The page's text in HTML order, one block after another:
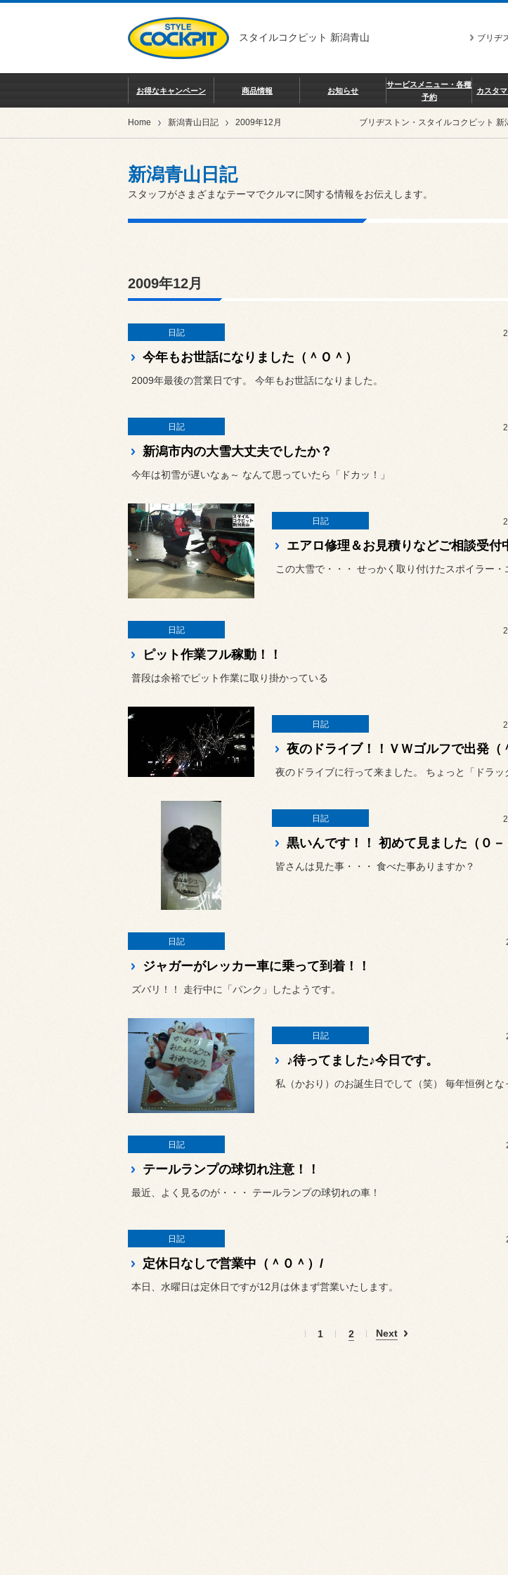
スタイルコクピット 新潟青山
ブリヂ
お得なキャンペーン 商品情報 お知らせ
サービスメニュー・各種
予約
カスタ
Home 新潟青山日記 2009年12月 ブリヂストン・スタイルコクピット
新潟青山日記
スタッフがさまざまなテーマでクルマに関する情報をお伝えします。
2009年12月
日記
今年もお世話になりました（＾Ｏ＾）
2009年最後の営業日です。 今年もお世話になりました。
日記
新潟市内の大雪大丈夫でしたか？
今年は初雪が遅いなぁ～ なんて思っていたら「ドカッ！」
日記
エアロ修理＆お見積りなどご相談受付
この大雪で・・・ せっかく取り付けたスポイラー・
日記
ピット作業フル稼動！！
普段は余裕でピット作業に取り掛かっている
日記
夜のドライブ！！ＶＷゴルフで出発（
日記
黒いんです！！ 初めて見ました（０－
皆さんは見た事・・・ 食べた事ありますか？
日記
ジャガーがレッカー車に乗って到着！！
ズバリ！！ 走行中に「パンク」したようです。
日記
♪待ってました♪今日です。
日記
テールランプの球切れ注意！！
最近、よく見るのが・・・ テールランプの球切れの車！
日記
定休日なしで営業中（＾０＾）/
本日、水曜日は定休日ですが12月は休まず営業いたします。
1 2 Next